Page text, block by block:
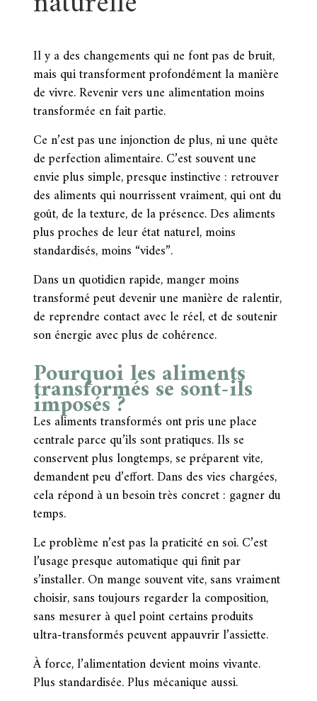
Il y a des changements qui ne font pas de bruit,
mais qui transforment profondément la manière
de vivre. Revenir vers une alimentation moins
transformée en fait partie.
Ce n’est pas une injonction de plus, ni une quête
de perfection alimentaire. C’est souvent une
envie plus simple, presque instinctive : retrouver
des aliments qui nourrissent vraiment, qui ont du
goût, de la texture, de la présence. Des aliments
plus proches de leur état naturel, moins
standardisés, moins “vides”.
Dans un quotidien rapide, manger moins
transformé peut devenir une manière de ralentir,
de reprendre contact avec le réel, et de soutenir
son énergie avec plus de cohérence.
Pourquoi les aliments
transformés se sont-ils
imposés ?
Les aliments transformés ont pris une place
centrale parce qu’ils sont pratiques. Ils se
conservent plus longtemps, se préparent vite,
demandent peu d’effort. Dans des vies chargées,
cela répond à un besoin très concret : gagner du
temps.
Le problème n’est pas la praticité en soi. C’est
l’usage presque automatique qui finit par
s’installer. On mange souvent vite, sans vraiment
choisir, sans toujours regarder la composition,
sans mesurer à quel point certains produits
ultra-transformés peuvent appauvrir l’assiette.
À force, l’alimentation devient moins vivante.
Plus standardisée. Plus mécanique aussi.